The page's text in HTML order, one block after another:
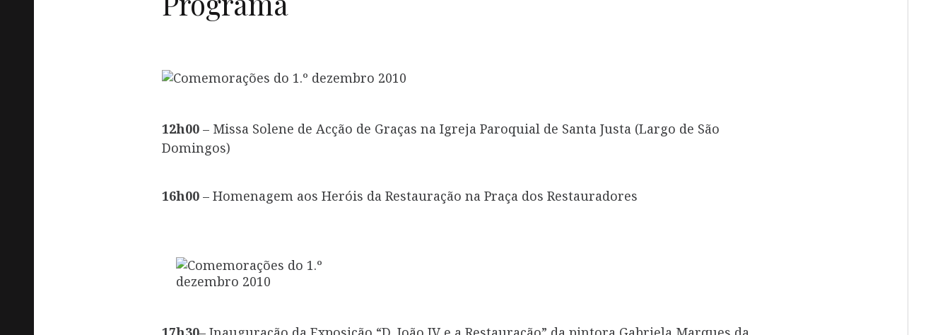
12h00 – Missa Solene de Acção de Graças na Igreja Paroquial de Santa Justa (Largo de São
Domingos)
16h00 – Homenagem aos Heróis da Restauração na Praça dos Restauradores